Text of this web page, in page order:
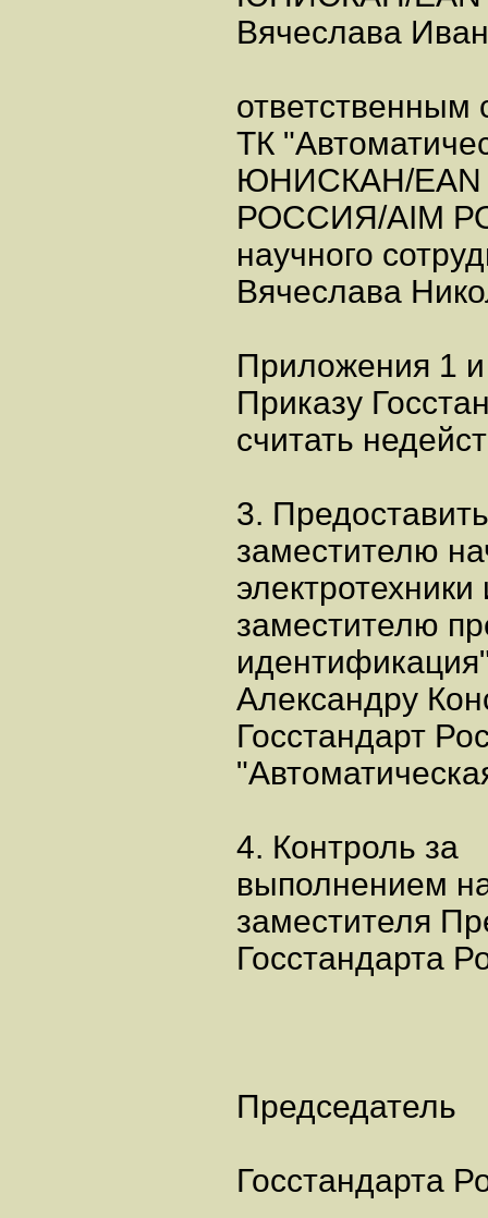
Вячеслава
ответственным
ТК
ЮНИСКАН/EAN
РОССИЯ/AIM
научного
Вячеслава
Приложения 1 и
Приказу
считать
3. Предоставить
заместителю
заместителю
Александру
Госстандарт
4. Контроль за
выполнением
заместителя
Госстандарта
Председатель
Госстандарта